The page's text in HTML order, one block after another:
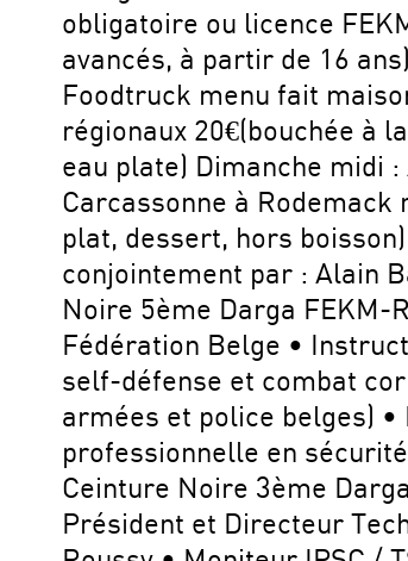
obligatoire ou licence
avancés, à partir de 16
Foodtruck menu fait
régionaux 20€(bouchée à
eau plate) Dimanche midi
Carcassonne à Rodemack
plat, dessert, hors
conjointement par : Alain
Noire 5ème Darga FEKM-
Fédération Belge •
self-défense et combat
armées et police belges) •
professionnelle en
Ceinture Noire 3ème
Président et Directeur